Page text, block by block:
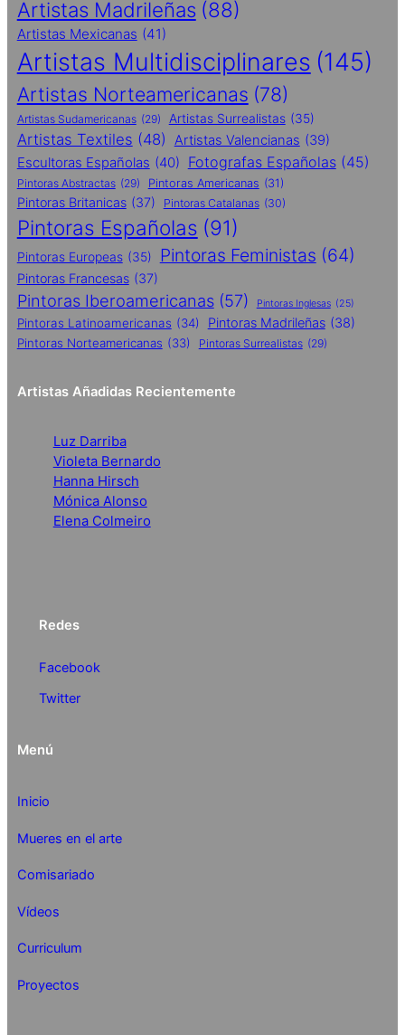
Artistas Madrileñas (88)
Artistas Mexicanas (41)
Artistas Multidisciplinares (145)
Artistas Norteamericanas (78)
Artistas Sudamericanas (29) Artistas Surrealistas (35)
Artistas Textiles (48) Artistas Valencianas (39)
Escultoras Españolas (40) Fotografas Españolas (45)
Pintoras Abstractas (29) Pintoras Americanas (31)
Pintoras Britanicas (37) Pintoras Catalanas (30)
Pintoras Españolas (91)
Pintoras Europeas (35) Pintoras Feministas (64)
Pintoras Francesas (37)
Pintoras Iberoamericanas (57) Pintoras Inglesas (25)
Pintoras Latinoamericanas (34) Pintoras Madrileñas (38)
Pintoras Norteamericanas (33) Pintoras Surrealistas (29)
Artistas Añadidas Recientemente
Luz Darriba
Violeta Bernardo
Hanna Hirsch
Mónica Alonso
Elena Colmeiro
Redes
Facebook
Twitter
Menú
Inicio
Mueres en el arte
Comisariado
Vídeos
Curriculum
Proyectos